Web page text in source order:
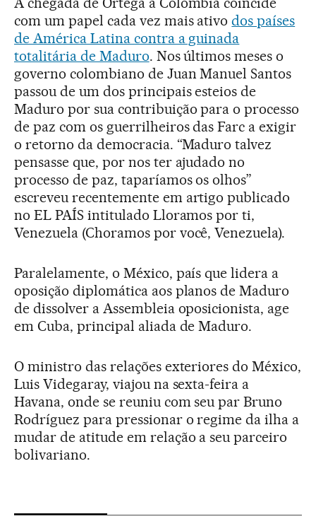
com um papel cada vez mais ativodos países
de América Latina contra a guinada
totalitária de Maduro. Nos últimos meses o
governo colombiano de Juan Manuel Santos
passou de um dos principais esteios de
Maduro por sua contribuição para o processo
de paz com os guerrilheiros das Farc a exigir
o retorno da democracia. “Maduro talvez
pensasse que, por nos ter ajudado no
processo de paz, taparíamos os olhos”
escreveu recentemente em artigo publicado
no EL PAÍS intitulado Lloramos por ti,
Venezuela (Choramos por você, Venezuela).
Paralelamente, o México, país que lidera a
oposição diplomática aos planos de Maduro
de dissolver a Assembleia oposicionista, age
em Cuba, principal aliada de Maduro.
O ministro das relações exteriores do México,
Luis Videgaray, viajou na sexta-feira a
Havana, onde se reuniu com seu par Bruno
Rodríguez para pressionar o regime da ilha a
mudar de atitude em relação a seu parceiro
bolivariano.